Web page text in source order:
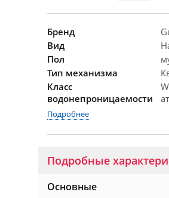
Бренд
Вид
Пол
Тип механизма
Класс
водонепроницаемости
Подробнее
Подробные
Основные